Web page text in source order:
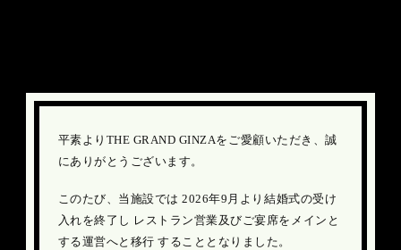
結婚式受け入れ終了のお
平素よりTHE GRAND GINZAをご愛顧いただき、誠
にありがとうございます。
このたび、当施設では 2026年9月より結婚式の受け
入れを終了し レストラン営業及びご宴席をメインと
する運営へと移行 することとなりました。